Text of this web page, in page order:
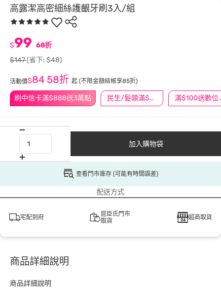
高露潔高密細絲護齦牙刷3入/組
刷中信卡滿$888送3萬點 民生/髮類滿$388送舒潔冰巾 滿
$99 68折
$147(省下: $48)
活動價$84 58折 起 (不限金額結帳享85折)
加入購物袋
查看門市庫存 (可能有時間誤差)
配送方式
宅配到府
屈臣氏門市
取貨
超商取貨
商品詳細說明
商品詳細說明